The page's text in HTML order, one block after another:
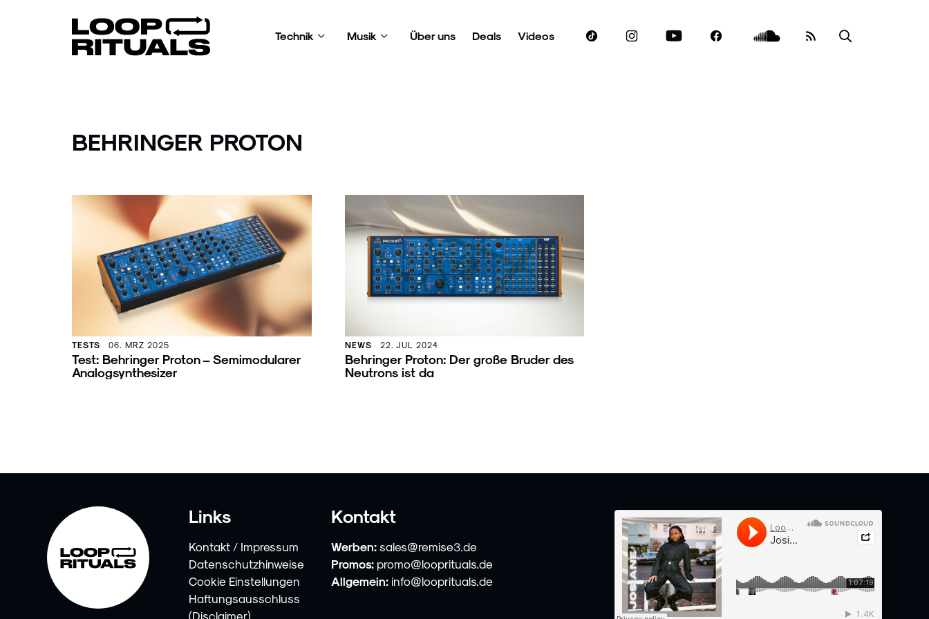
Technik Musik Über uns Deals Videos
BEHRINGER PROTON
TESTS 06. MRZ 2025
Test: Behringer Proton – Semimodularer
Analogsynthesizer
NEWS 22. JUL 2024
Behringer Proton: Der große Bruder des
Neutrons ist da
Links
Kontakt / Impressum
Datenschutzhinweise
Cookie Einstellungen
Haftungsausschluss
(Disclaimer)
Kontakt
Werben: sales@remise3.de
Promos: promo@looprituals.de
Allgemein: info@looprituals.de